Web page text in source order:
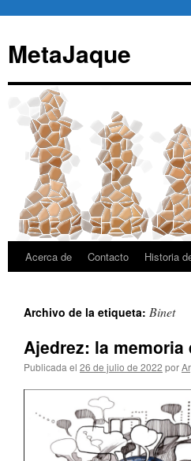
contenido
MetaJaque
Acerca de Contacto Historia
Archivo de la etiqueta: Binet
Ajedrez: la
Publicada el 26 de julio de 2022 por